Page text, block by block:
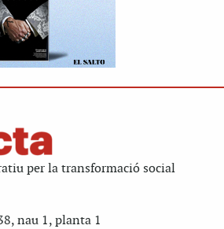
per la transformació social
nau 1, planta 1